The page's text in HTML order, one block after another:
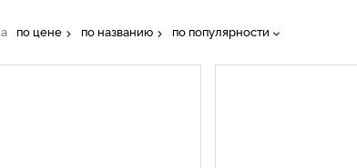
по цене по названию по популярности